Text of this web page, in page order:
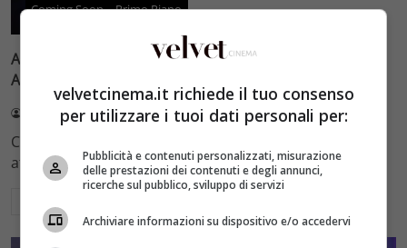
Coming Soon Primo Piano
Amazon Prime Video, “Anni da cane” è il primo film
Amazon Original italiano
Lorenzo Cosimi 16 Marzo 2021
Che l'Italia sia sempre più lanciata nello streaming
attraverso la realizzazione di contenuti originali è…
velvetcinema.it richiede il tuo consenso
per utilizzare i tuoi dati personali per:
Pubblicità e contenuti personalizzati, misurazione
delle prestazioni dei contenuti e degli annunci,
ricerche sul pubblico, sviluppo di servizi
Archiviare informazioni su dispositivo e/o accedervi